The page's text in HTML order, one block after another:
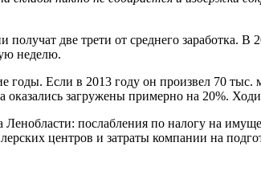
получат две трети от среднего заработка.
неделю.
годы. Если в 2013 году он произвел 70
оказались загружены примерно на 20%.
Ленобласти: послабления по налогу на
центров и затраты компании на